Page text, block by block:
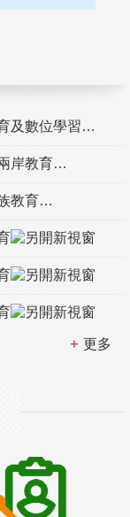
及數位學習
岸教育
教育
更多